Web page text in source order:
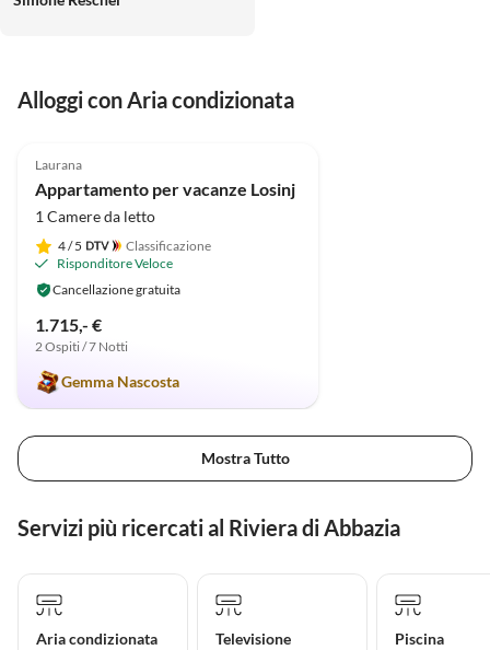
wir kommen sehr gern wieder.
Alloggi con Aria condizionata
Laurana
Appartamento per vacanze Losinj
1 Camere da letto
4/ 5
Classificazione
Risponditore Veloce
Cancellazione gratuita
1.715,- €
2 Ospiti / 7 Notti
Gemma Nascosta
Mostra Tutto
Servizi più ricercati al Riviera di Abbazia
Aria condizionata Televisione Piscina